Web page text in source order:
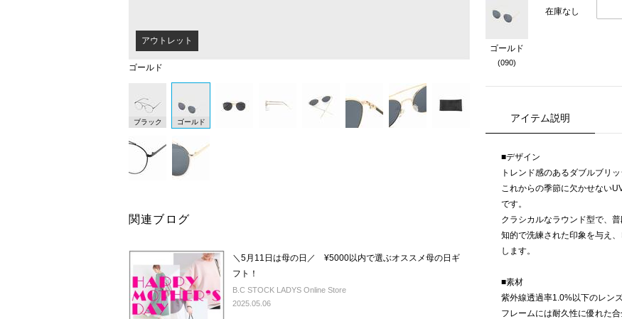
ゴールド
アウトレット
ブラック ゴールド
関連ブログ
＼5月11日は母の日／ ¥5000以内で選ぶオススメ母の日ギ
フト！
B.C STOCK LADYS Online Store
2025.05.06
ゴールド
(090)
在庫なし
アイテム説明
■デザイン
トレンド感のあるダブルブリ
これからの季節に欠かせない
です。
クラシカルなラウンド型で、
知的で洗練された印象を与え
します。
■素材
紫外線透過率1.0%以下のレンズ
フレームには耐久性に優れた合